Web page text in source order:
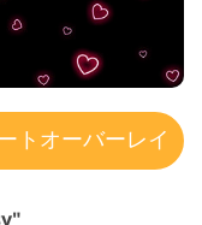
トオーバーレイ